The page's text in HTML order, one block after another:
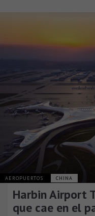
AEROPUERTOS CHINA
Harbin Airport
que cae en el